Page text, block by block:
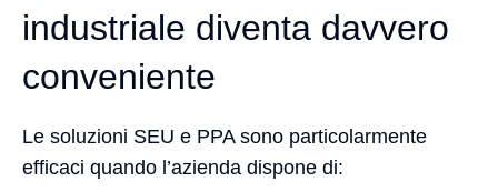
industriale diventa davvero
conveniente
Le soluzioni SEU e PPA sono particolarmente
efficaci quando l’azienda dispone di: